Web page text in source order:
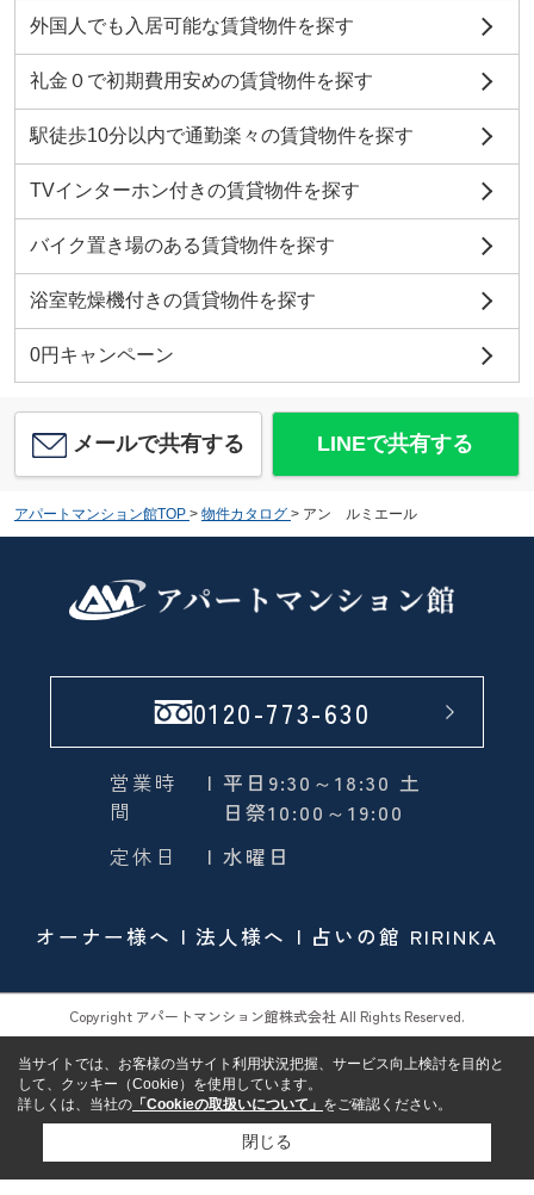
外国人でも入居可能な賃貸物件を探す
礼金０で初期費用安めの賃貸物件を探す
駅徒歩10分以内で通勤楽々の賃貸物件を探す
TVインターホン付きの賃貸物件を探す
バイク置き場のある賃貸物件を探す
浴室乾燥機付きの賃貸物件を探す
0円キャンペーン
メールで共有する LINEで共有する
アパートマンション館TOP > 物件カタログ > アン ルミエール
0120-773-630
営業時
間
| 平日9:30～18:30 土
日祭10:00～19:00
定休日
| 水曜日
オーナー様へ 法人様へ 占いの館 RIRINKA
Copyright アパートマンション館株式会社 All Rights Reserved.
当サイトでは、お客様の当サイト利用状況把握、サービス向上検討を目的と
して、クッキー（Cookie）を使用しています。
詳しくは、当社の 「Cookieの取扱いについて」 をご確認ください。
閉じる